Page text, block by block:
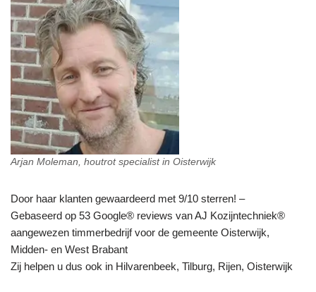
Arjan Moleman, houtrot specialist in Oisterwijk
Door haar klanten gewaardeerd met 9/10 sterren! –
Gebaseerd op 53 Google® reviews van AJ Kozijntechniek®
aangewezen timmerbedrijf voor de gemeente Oisterwijk,
Midden- en West Brabant
Zij helpen u dus ook in Hilvarenbeek, Tilburg, Rijen, Oisterwijk